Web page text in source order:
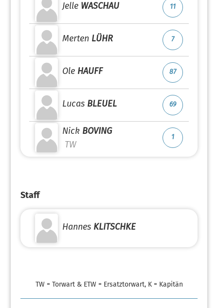
Jelle WASCHAU 11
Merten LÜHR 7
Ole HAUFF 87
Lucas BLEUEL 69
Nick BOVING
TW
1
Staff
Hannes KLITSCHKE
TW = Torwart & ETW = Ersatztorwart, K = Kapitän